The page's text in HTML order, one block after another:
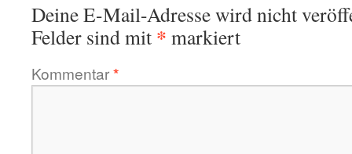
Deine E-Mail-Adresse wird nicht
Felder sind mit * markiert
Kommentar*